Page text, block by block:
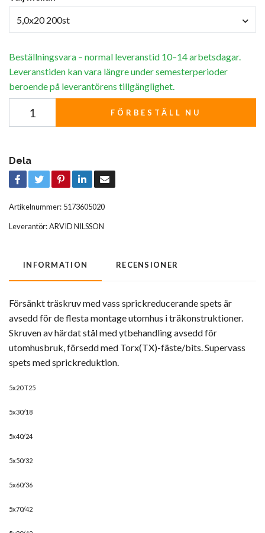
5,0x20 200st
Beställningsvara – normal leveranstid 10–14 arbetsdagar.
Leveranstiden kan vara längre under semesterperioder
beroende på leverantörens tillgänglighet.
FÖRBESTÄLL NU
Dela
Artikelnummer: 5173605020
Leverantör:ARVID NILSSON
INFORMATION RECENSIONER
Försänkt träskruv med vass sprickreducerande spets är
avsedd för de flesta montage utomhus i träkonstruktioner.
Skruven av härdat stål med ytbehandling avsedd för
utomhusbruk, försedd med Torx(TX)-fäste/bits. Supervass
spets med sprickreduktion.
5x20 T25
5x30/18
5x40/24
5x50/32
5x60/36
5x70/42